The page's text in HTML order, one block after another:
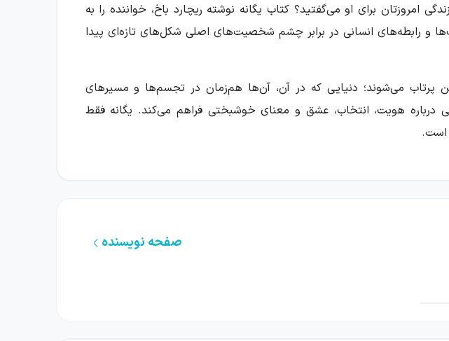
امروزتان برای او می‌گفتید؟ کتاب یگانه نوشته ریچارد باخ، خواننده را به
و رابطه‌های انسانی در برابر چشم شخصیت‌های اصلی شکل‌های تازه‌ای پیدا
پرتاب می‌شوند؛ دنیایی که در آن، آن‌ها هم‌زمان در تجسم‌ها و مسیرهای
درباره هویت، انتخاب، عشق و معنای خوشبختی فراهم می‌کند. یگانه فقط
است.
می‌سازد. شخصیت‌های اصلی در زمان‌ها و مکان‌های مختلف با برخی نسخه‌های
هستند. خواننده در جریان این مواجهه‌ها با این پرسش روبه‌رو می‌شود
صفحه نویسنده